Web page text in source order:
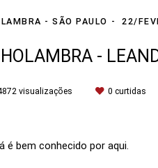
- SÃO PAULO 22/
-
visualizações 0 curtidas
é bem conhecido por aqui.